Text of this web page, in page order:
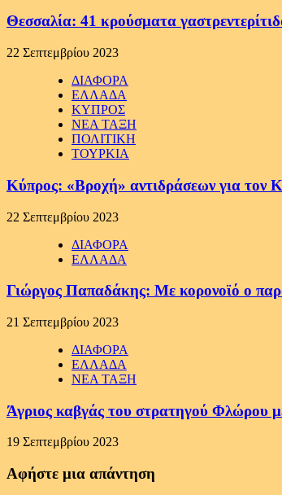
Θεσσαλία: 41 κρούσματα
22 Σεπτεμβρίου 2023
ΔΙΑΦΟΡΑ
ΕΛΛΑΔΑ
ΚΥΠΡΟΣ
ΝΕΑ ΤΑΞΗ
ΠΟΛΙΤΙΚΗ
ΤΟΥΡΚΙΑ
Κύπρος: «Βροχή» αντιδράσεων για τον
22 Σεπτεμβρίου 2023
ΔΙΑΦΟΡΑ
ΕΛΛΑΔΑ
Γιώργος Παπαδάκης: Με κορονοϊό ο
21 Σεπτεμβρίου 2023
ΔΙΑΦΟΡΑ
ΕΛΛΑΔΑ
ΝΕΑ ΤΑΞΗ
Άγριος καβγάς του στρατηγού Φλώρου
19 Σεπτεμβρίου 2023
Αφήστε μια απάντηση